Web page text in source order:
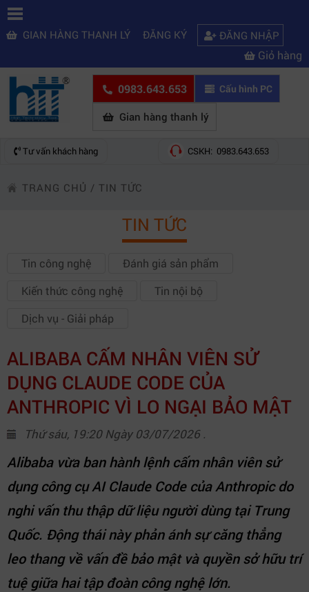
GIAN HÀNG THANH LÝ ĐĂNG KÝ ĐĂNG NHẬP
Giỏ hàng
0983.643.653 Cấu hình PC
Gian hàng thanh lý
Tư vấn khách hàng CSKH: 0983.643.653
TRANG CHỦ / TIN TỨC
TIN TỨC
Tin công nghệ
Đánh giá sản phẩm
Kiến thức công nghệ
Tin nội bộ
Dịch vụ - Giải pháp
ALIBABA CẤM NHÂN VIÊN SỬ
DỤNG CLAUDE CODE CỦA
ANTHROPIC VÌ LO NGẠI BẢO MẬT
Thứ sáu, 19:20 Ngày 03/07/2026 .
Alibaba vừa ban hành lệnh cấm nhân viên sử
dụng công cụ AI Claude Code của Anthropic do
nghi vấn thu thập dữ liệu người dùng tại Trung
Quốc. Động thái này phản ánh sự căng thẳng
leo thang về vấn đề bảo mật và quyền sở hữu trí
tuệ giữa hai tập đoàn công nghệ lớn.